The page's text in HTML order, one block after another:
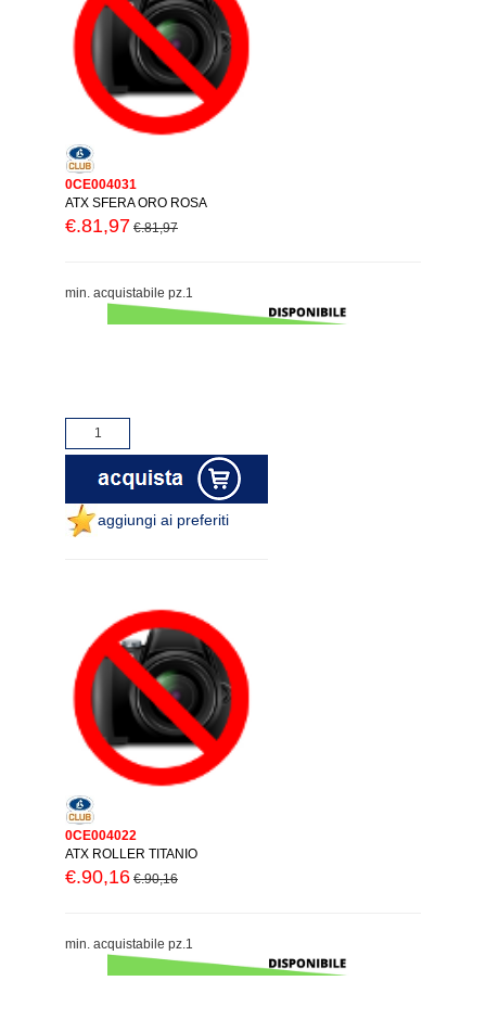
0CE004031
ATX SFERA ORO ROSA
€.81,97 €.81,97
min. acquistabile pz.1
aggiungi ai preferiti
0CE004022
ATX ROLLER TITANIO
€.90,16 €.90,16
min. acquistabile pz.1